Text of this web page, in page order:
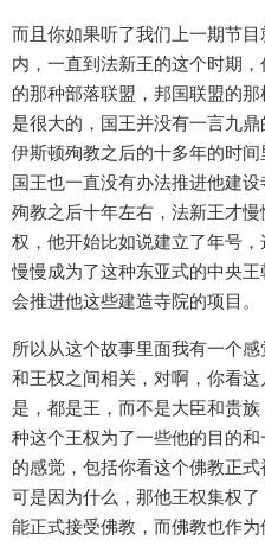
而且你如果听了我们上一期节
内，一直到法新王的这个时期
的那种部落联盟，邦国联盟的
是很大的，国王并没有一言九
伊斯顿殉教之后的十多年的时
国王也一直没有办法推进他建
殉教之后十年左右，法新王才
权，他开始比如说建立了年号
慢慢成为了这种东亚式的中央
会推进他这些建造寺院的项目。
所以从这个故事里面我有一个
和王权之间相关，对啊，你看
是，都是王，而不是大臣和贵
种这个王权为了一些他的目的
的感觉，包括你看这个佛教正
可是因为什么，那他王权集权
能正式接受佛教，而佛教也作为